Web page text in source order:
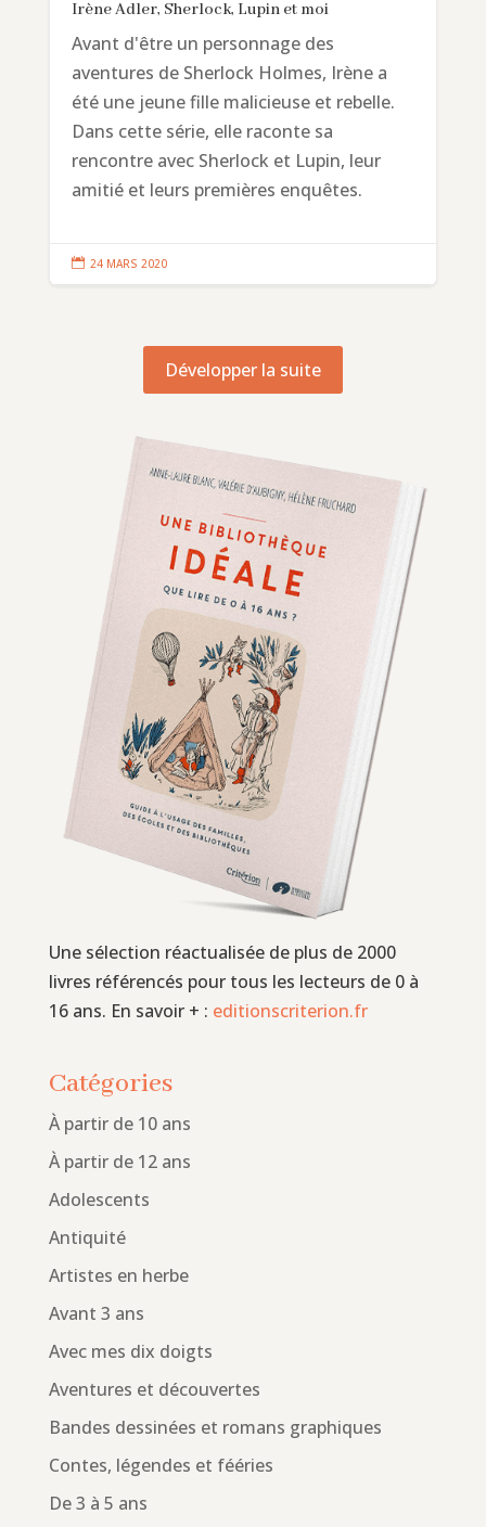
Irène Adler, Sherlock, Lupin et moi
Avant d'être un personnage des
aventures de Sherlock Holmes, Irène a
été une jeune fille malicieuse et rebelle.
Dans cette série, elle raconte sa
rencontre avec Sherlock et Lupin, leur
amitié et leurs premières enquêtes.
 24 MARS 2020
Développer la suite
Une sélection réactualisée de plus de 2000
livres référencés pour tous les lecteurs de 0 à
16 ans. En savoir + : editionscriterion.fr
Catégories
À partir de 10 ans
À partir de 12 ans
Adolescents
Antiquité
Artistes en herbe
Avant 3 ans
Avec mes dix doigts
Aventures et découvertes
Bandes dessinées et romans graphiques
Contes, légendes et fééries
De 3 à 5 ans